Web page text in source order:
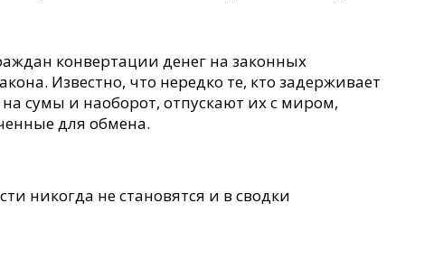
конвертации денег на законных
Известно, что нередко те, кто задерживает
сумы и наоборот, отпускают их с миром,
для обмена.
никогда не становятся и в сводки